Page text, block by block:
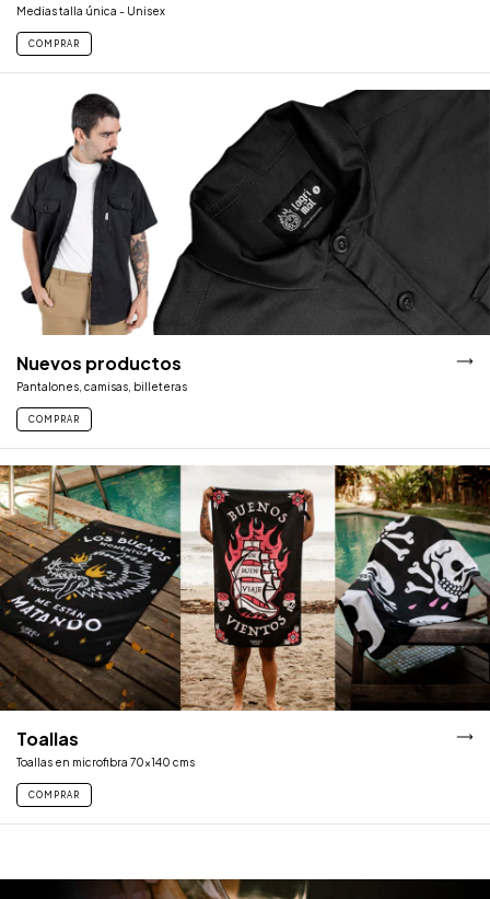
Medias talla única - Unisex
COMPRAR
Nuevos productos
Pantalones, camisas, billeteras
COMPRAR
Toallas
Toallas en microfibra 70x140 cms
COMPRAR